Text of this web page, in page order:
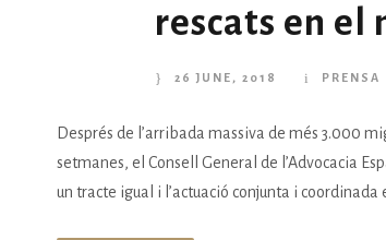
rescats en el
26 JUNE, 2018 PRENSA
Després de l’arribada massiva de més 3.000
setmanes, el Consell General de l’Advocacia
un tracte igual i l’actuació conjunta i